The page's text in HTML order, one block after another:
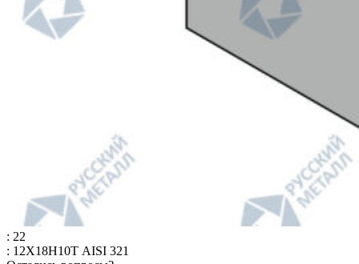
: 22
: 12Х18Н10Т AISI 321